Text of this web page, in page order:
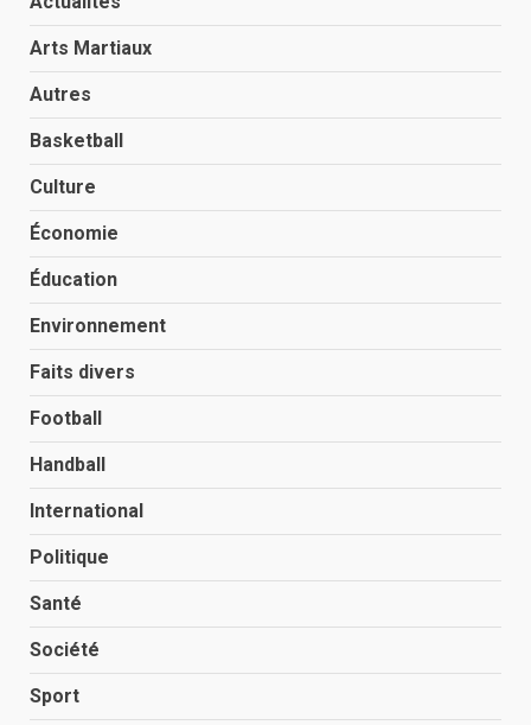
Arts Martiaux
Autres
Basketball
Culture
Économie
Éducation
Environnement
Faits divers
Football
Handball
International
Politique
Santé
Société
Sport